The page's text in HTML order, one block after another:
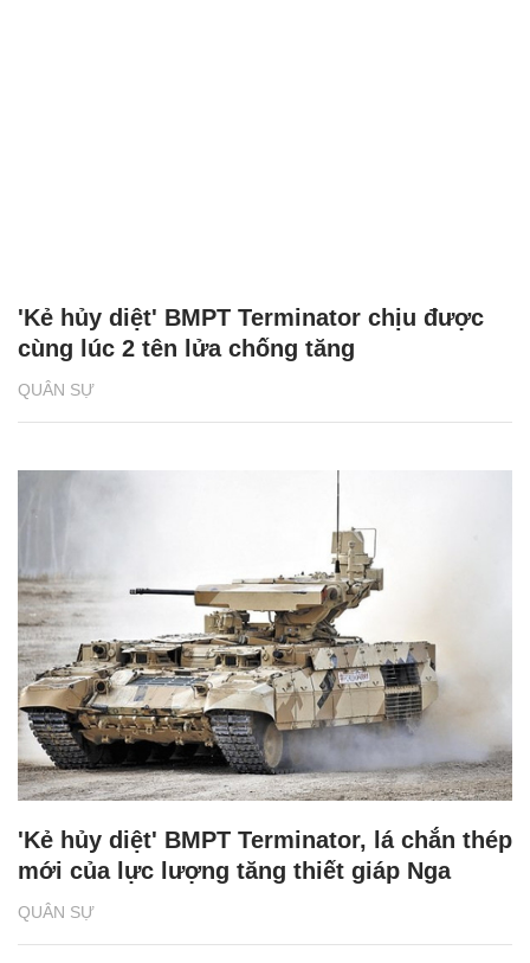
QUÂN SỰ
'Kẻ hủy diệt' BMPT Terminator chịu được
cùng lúc 2 tên lửa chống tăng
QUÂN SỰ
'Kẻ hủy diệt' BMPT Terminator, lá chắn thép
mới của lực lượng tăng thiết giáp Nga